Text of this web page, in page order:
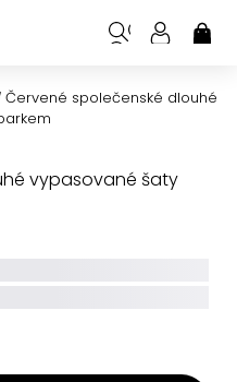
Červené společenské dlouhé
vypasované šaty